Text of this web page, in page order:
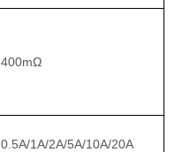
400mΩ
0.5A/1A/2A/5A/10A/20A